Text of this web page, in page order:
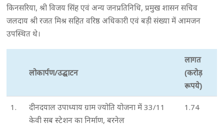
किनसरिया, श्री विजय सिंह एवं अन्य जनप्रतिनिधि, प्रमुख शासन सचिव
जलदाय श्री रजत मिश्र सहित वरिष्ठ अधिकारी एवं बड़ी संख्या में आमजन
उपस्थित थे।
लोकार्पण/उद्घाटन
लागत
(करोड़
रूपये)
1.
दीनदयाल उपाध्याय ग्राम ज्योति योजना में 33/11
केवी सब स्टेशन का निर्माण, बरनेल
1.74